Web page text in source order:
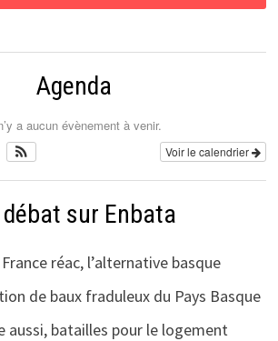
Agenda
a aucun évènement à venir.
Voir le calendrier
débat sur Enbata
France réac, l’alternative basque
de baux fraduleux du Pays Basque
aussi, batailles pour le logement